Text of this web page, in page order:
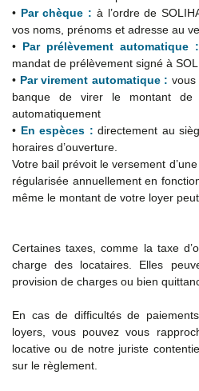
• Par chèque : à l’ordre de
vos noms, prénoms et adresse au
• Par prélèvement automatique :
mandat de prélèvement signé à
• Par virement automatique : vous
banque de virer le montant
automatiquement
• En espèces : directement au
horaires d’ouverture.
Votre bail prévoit le versement
régularisée annuellement en
même le montant de votre loyer
Certaines taxes, comme la taxe
charge des locataires. Elles
provision de charges ou bien
En cas de difficultés de
loyers, vous pouvez vous
locative ou de notre juriste
sur le règlement.